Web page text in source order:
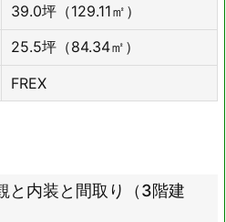
39.0坪（129.11㎡）
25.5坪（84.34㎡）
FREX
と内装と間取り（3階建